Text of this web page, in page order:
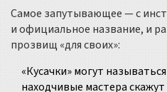
Самое запутывающее — с
и официальное название, и
прозвищ «для своих»:
«Кусачки» могут
находчивые мастера